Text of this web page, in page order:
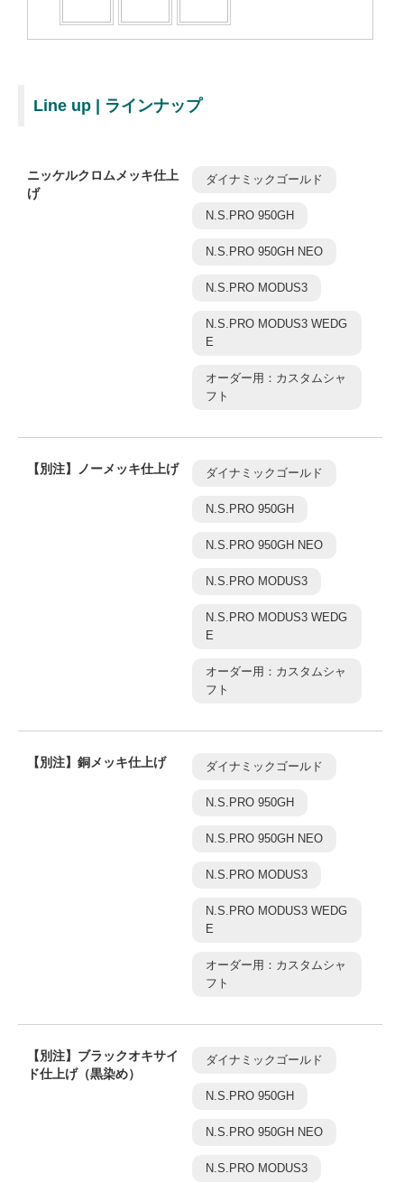
Line up | ラインナップ
ニッケルクロムメッキ仕上
げ
ダイナミックゴールド
N.S.PRO 950GH
N.S.PRO 950GH NEO
N.S.PRO MODUS3
N.S.PRO MODUS3 WEDG
E
オーダー用：カスタムシャ
フト
【別注】ノーメッキ仕上げ ダイナミックゴールド
N.S.PRO 950GH
N.S.PRO 950GH NEO
N.S.PRO MODUS3
N.S.PRO MODUS3 WEDG
E
オーダー用：カスタムシャ
フト
【別注】銅メッキ仕上げ ダイナミックゴールド
N.S.PRO 950GH
N.S.PRO 950GH NEO
N.S.PRO MODUS3
N.S.PRO MODUS3 WEDG
E
オーダー用：カスタムシャ
フト
【別注】ブラックオキサイ
ド仕上げ（黒染め）
ダイナミックゴールド
N.S.PRO 950GH
N.S.PRO 950GH NEO
N.S.PRO MODUS3